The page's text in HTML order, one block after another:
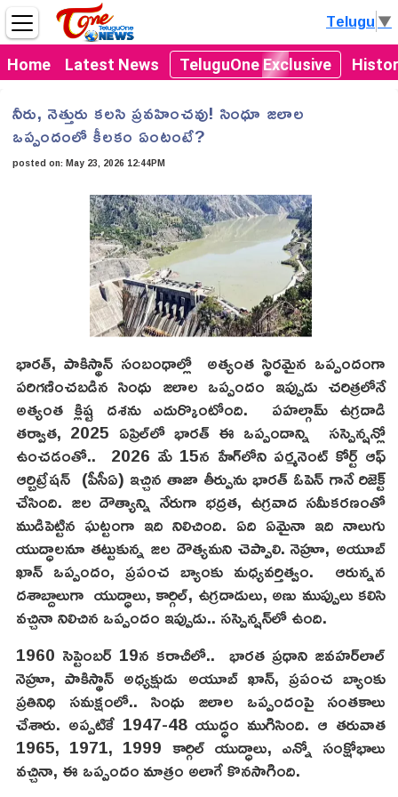
Home Latest News TeluguOne Exclusive
Telugu▼
నీరు, నెత్తురు క‌ల‌సి ప్ర‌వ‌హించ‌వు! సింధూ జ‌లాల
ఒప్పందంలో కీల‌కం ఏంటంటే?
posted on:May 23, 2026 12:44PM
భారత్, పాకిస్థాన్ సంబంధాల్లో అత్యంత స్థిరమైన ఒప్పందంగా
పరిగణించబడిన సింధు జలాల ఒప్పందం ఇప్పుడు చరిత్రలోనే
అత్యంత క్లిష్ట దశను ఎదుర్కొంటోంది. పహల్గామ్ ఉగ్రదాడి
త‌ర్వాత‌, 2025 ఏప్రిల్‌లో భారత్ ఈ ఒప్పందాన్ని సస్పెన్షన్లో
ఉంచ‌డంతో.. 2026 మే 15న హేగ్‌లోని పర్మనెంట్ కోర్ట్ ఆఫ్
ఆర్బిట్రేషన్ (పీసీఏ) ఇచ్చిన తాజా తీర్పును భార‌త్ ఓపెన్ గానే రిజెక్ట్
చేసింది. జల దౌత్యాన్ని నేరుగా భద్రత, ఉగ్రవాద సమీకరణంతో
ముడిపెట్టిన ఘట్టంగా ఇది నిలిచింది. ఏది ఏమైనా ఇది నాలుగు
యుద్ధాలనూ తట్టుకున్న జల దౌత్యమ‌ని చెప్పాలి. నెహ్రూ, అయూబ్
ఖాన్ ఒప్పందం, ప్రపంచ బ్యాంకు మధ్యవర్తిత్వం. ఆరున్నన
దశాబ్దాలుగా యుద్ధాలు, కార్గిల్, ఉగ్రదాడులు, అణు ముప్పులు కలిసి
వచ్చినా నిలిచిన ఒప్పందం ఇప్పుడు.. సస్పెన్షన్‌లో ఉంది.
1960 సెప్టెంబర్ 19న కరాచీలో.. భారత ప్రధాని జవహర్‌లాల్
నెహ్రూ, పాకిస్థాన్ అధ్యక్షుడు అయూబ్ ఖాన్, ప్రపంచ బ్యాంకు
ప్రతినిధి సమక్షంలో.. సింధు జలాల ఒప్పందంపై సంతకాలు
చేశారు. అప్పటికే 1947-48 యుద్ధం ముగిసింది. ఆ తరువాత
1965, 1971, 1999 కార్గిల్ యుద్ధాలు, ఎన్నో సంక్షోభాలు
వ‌చ్చినా, ఈ ఒప్పందం మాత్రం అలాగే కొనసాగింది.